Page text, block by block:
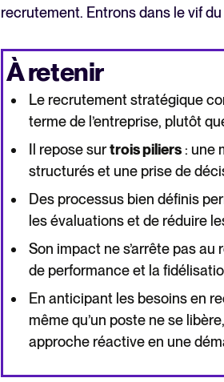
recrutement. Entrons dans le vif
À retenir
Le recrutement stratégique
terme de l’entreprise, plutôt
Il repose surtrois piliers: une
structurés et une prise de
Des processus bien définis
les évaluations et de réduire
Son impact ne s’arrête pas
de performance et la
En anticipant les besoins en
même qu’un poste ne se
approche réactive en une